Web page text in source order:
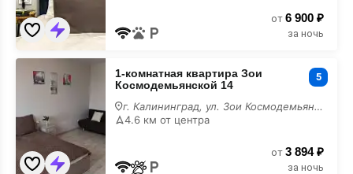
от 6 900 ₽
за ночь
1-
комнатная
квартира
Космодемьянской
1-комнатная квартира Зои
Космодемьянской 14
5
г. Калининград, ул. Зои Космодемьянской, 14
4.6 км от центра
от 3 894 ₽
за ночь